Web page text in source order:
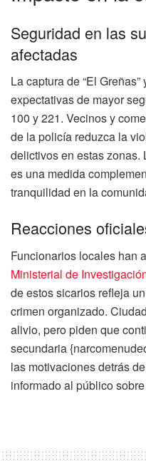
Seguridad en las
afectadas
La captura de “El
expectativas de mayor
100 y 221. Vecinos y
de la policía reduzca la
delictivos en estas
es una medida
tranquilidad en la
Reacciones
Funcionarios locales han
Ministerial de
de estos sicarios refleja
crimen organizado.
alivio, pero piden que
secundaria
las motivaciones detrás
informado al público